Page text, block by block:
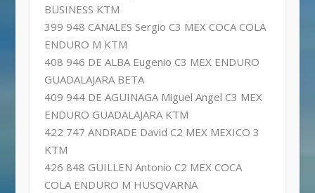
BUSINESS KTM
399 948 CANALES Sergio C3 MEX COCA COLA
ENDURO M KTM
408 946 DE ALBA Eugenio C3 MEX ENDURO
GUADALAJARA BETA
409 944 DE AGUINAGA Miguel Angel C3 MEX
ENDURO GUADALAJARA KTM
422 747 ANDRADE David C2 MEX MEXICO 3
KTM
426 848 GUILLEN Antonio C2 MEX COCA
COLA ENDURO M HUSQVARNA